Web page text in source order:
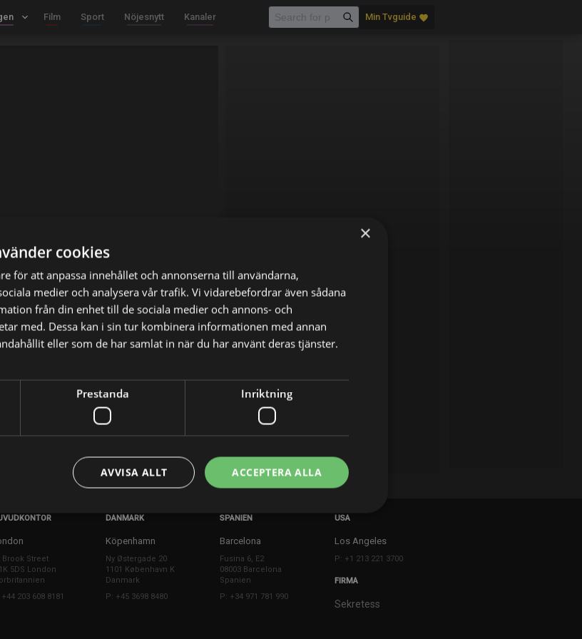
keyboard_arrow_down Film Sport Nöjesnytt Kanaler Min Tvguide favorite
Brook Street
5DS London
+44 203 608 8181
DANMARK
Köpenhamn
Ny Østergade 20
1101 København K
Danmark
P: +45 3698 8480
SPANIEN
Barcelona
Fusina 6, E2
08003 Barcelona
Spanien
P: +34 971 781 990
USA
Los Angeles
P: +1 213 221 3700
FIRMA
Sekretess
×
cookies
för att anpassa innehållet och annonserna till användarna,
medier och analysera vår trafik. Vi vidarebefordrar även sådana
från din enhet till de sociala medier och annons- och
med. Dessa kan i sin tur kombinera informationen med annan
eller som de har samlat in när du har använt deras tjänster.
Prestanda Inriktning
ACCEPTERA ALLA
AVVISA ALLT